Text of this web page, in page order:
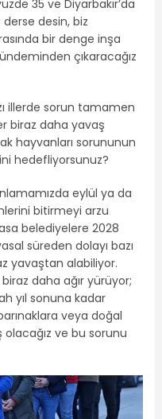
35 ve Diyarbakır’da
desin, biz
bir denge inşa
çıkaracağız
illerde sorun tamamen
biraz daha yavaş
hayvanları sorununun
hedefliyorsunuz?
eylül ya da
bitirmeyi arzu
belediyelere 2028
süreden dolayı bazı
yavaştan alabiliyor.
daha ağır yürüyor;
yıl sonuna kadar
veya doğal
ve bu sorunu